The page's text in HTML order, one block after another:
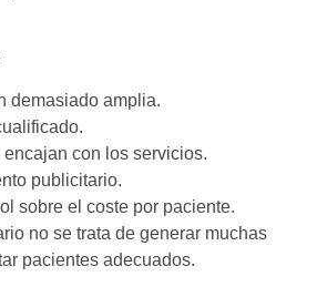
demasiado amplia.
encajan con los servicios.
publicitario.
sobre el coste por paciente.
no se trata de generar muchas
pacientes adecuados.